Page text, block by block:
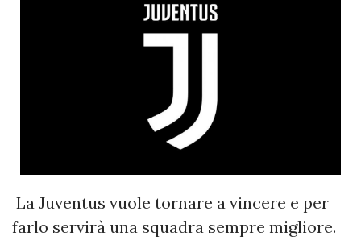
La Juventus vuole tornare a vincere e per
farlo servirà una squadra sempre migliore.